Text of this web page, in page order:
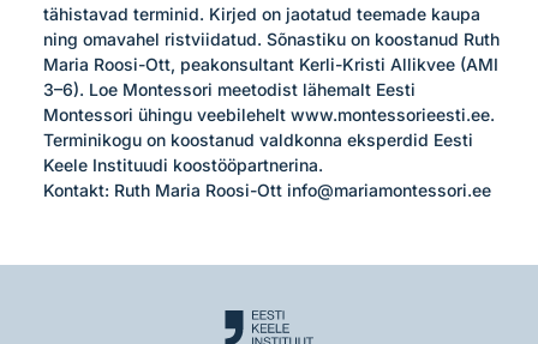
tähistavad terminid. Kirjed on jaotatud teemade kaupa
ning omavahel ristviidatud. Sõnastiku on koostanud Ruth
Maria Roosi-Ott, peakonsultant Kerli-Kristi Allikvee (AMI
3–6). Loe Montessori meetodist lähemalt Eesti
Montessori ühingu veebilehelt www.montessorieesti.ee.
Terminikogu on koostanud valdkonna eksperdid Eesti
Keele Instituudi koostööpartnerina.
Kontakt: Ruth Maria Roosi-Ott info@mariamontessori.ee